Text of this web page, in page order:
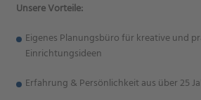
Unsere Vorteile:
Eigenes Planungsbüro für kreative und
Einrichtungsideen
Erfahrung & Persönlichkeit aus über 25